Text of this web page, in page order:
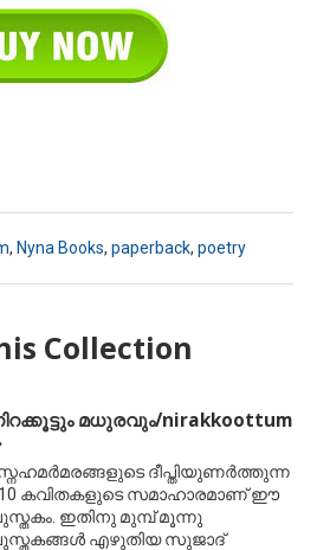
, Nyna Books, paperback, poetry
Collection
മധുരവും/nirakkoottum
ദീപ്തിയുണര്‍ത്തുന്ന
കവിതകളുടെ സമാഹാരമാണ് ഈ
ഇതിനു മുമ്പ് മൂന്നു
എഴുതിയ സുജാദ്